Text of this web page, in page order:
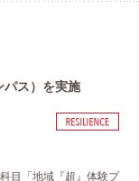
パス）を実施
目「地域『超』体験プ